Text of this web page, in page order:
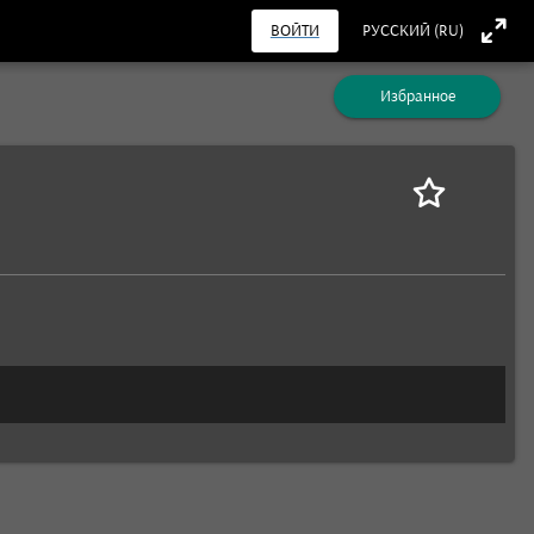
ВОЙТИ РУССКИЙ (RU)
Избранное